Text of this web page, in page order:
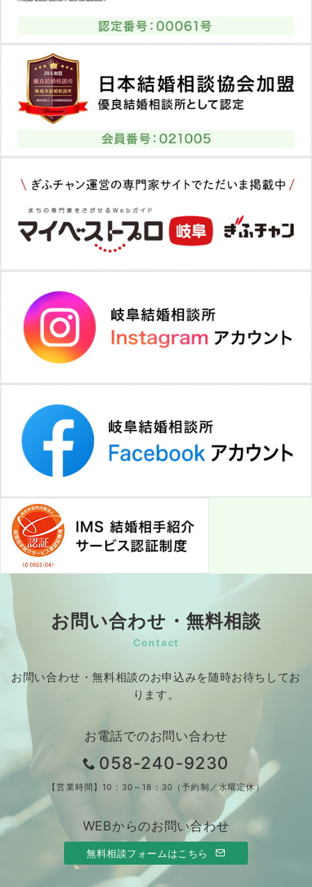
お問い合わせ・無料相談
Contact
お問い合わせ・無料相談のお申込みを随時お待ちしてお
ります。
お電話でのお問い合わせ
058-240-9230
【営業時間】10：30～18：30（予約制／水曜定休）
WEBからのお問い合わせ
無料相談フォームはこちら